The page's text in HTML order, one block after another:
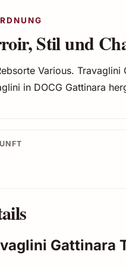
Stil und
Various.
in DOCG Gattinara
Gattinara